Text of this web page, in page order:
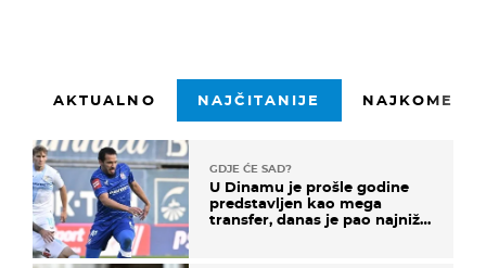
AKTUALNO NAJČITANIJE
GDJE ĆE SAD?
U Dinamu je prošle godine
predstavljen kao mega
transfer, danas je pao najniže